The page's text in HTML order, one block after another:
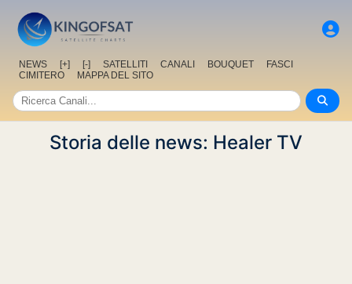
NEWS [+] [-] SATELLITI CANALI BOUQUET
FASCI
CIMITERO
MAPPA DEL SITO
Storia delle news: Healer TV